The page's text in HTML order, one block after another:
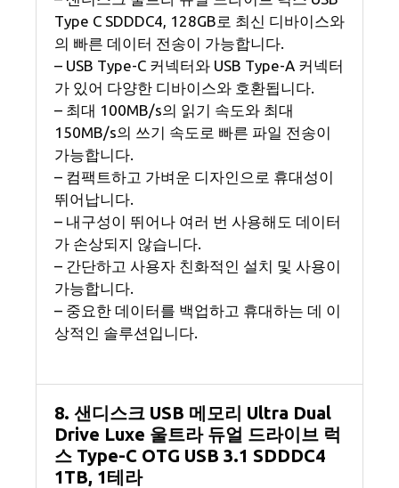
Type C SDDDC4, 128GB로 최신 디바이스와
의 빠른 데이터 전송이 가능합니다.
– USB Type-C 커넥터와 USB Type-A 커넥터
가 있어 다양한 디바이스와 호환됩니다.
– 최대 100MB/s의 읽기 속도와 최대
150MB/s의 쓰기 속도로 빠른 파일 전송이
가능합니다.
– 컴팩트하고 가벼운 디자인으로 휴대성이
뛰어납니다.
– 내구성이 뛰어나 여러 번 사용해도 데이터
가 손상되지 않습니다.
– 간단하고 사용자 친화적인 설치 및 사용이
가능합니다.
– 중요한 데이터를 백업하고 휴대하는 데 이
상적인 솔루션입니다.
8. 샌디스크 USB 메모리 Ultra Dual
Drive Luxe 울트라 듀얼 드라이브 럭
스 Type-C OTG USB 3.1 SDDDC4
1TB, 1테라